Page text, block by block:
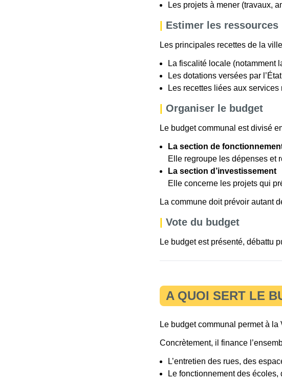
Les projets à mener (travaux,
Estimer les ressources
Les principales recettes de la
La fiscalité locale (notamment
Les dotations versées par l’État
Les recettes liées aux
Organiser le budget
Le budget communal est divisé
La section de
Elle regroupe les dépenses et
La section d’investissement
Elle concerne les projets qui
La commune doit prévoir autant
Vote du budget
Le budget est présenté, débattu
A QUOI SERT LE
Le budget communal permet à la
Concrètement, il finance
L’entretien des rues, des
Le fonctionnement des